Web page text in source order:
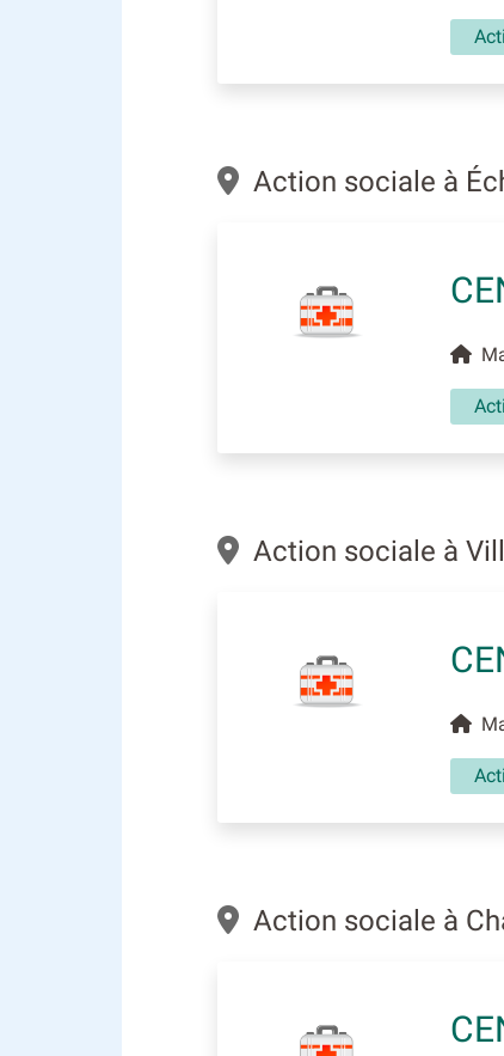
Action sociale à
Action sociale à
Action sociale à